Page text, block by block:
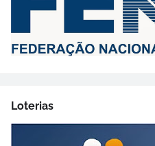
Loterias